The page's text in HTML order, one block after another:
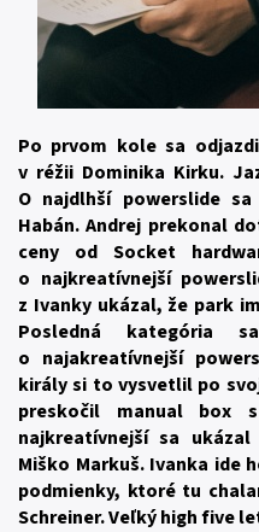
Po prvom kole sa
v réžii Dominika Kirku.
O najdlhší powerslide
Habán. Andrej prekonal
ceny od Socket
o najkreatívnejší
z Ivanky ukázal, že park
Posledná kategória
o najakreatívnejší
király si to vysvetlil po
preskočil manual box
najkreatívnejší sa
Miško Markuš. Ivanka ide
podmienky, ktoré tu
Schreiner. Veľký high five